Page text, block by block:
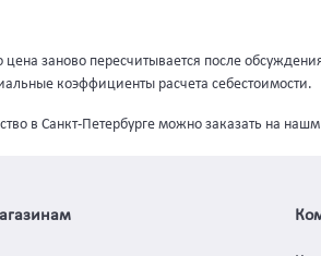
заново пересчитывается после
коэффициенты расчета себестоимости.
в Санкт-Петербурге можно заказать на